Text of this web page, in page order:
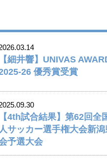
【細井響】UNIVAS
26 優秀賞受賞
【4th試合結果】第62回全
人サッカー選手権大会新
予選大会